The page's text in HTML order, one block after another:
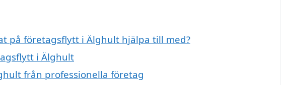
på företagsflytt i Älghult hjälpa till med?
i Älghult
från professionella företag